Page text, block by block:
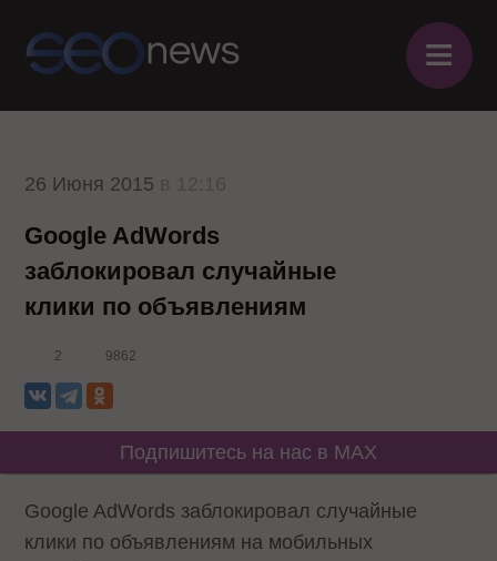
≡
26 Июня 2015
Google AdWords
заблокировал случайные
клики по объявлениям
2 9862
Подпишитесь на нас в MAX
Google AdWords заблокировал случайные
клики по объявлениям на мобильных